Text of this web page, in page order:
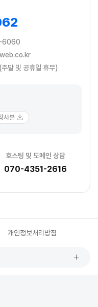
6060
말 및 공휴일 휴무)
사본
호스팅 및 도메인 상담
070-4351-2616
개인정보처리방침